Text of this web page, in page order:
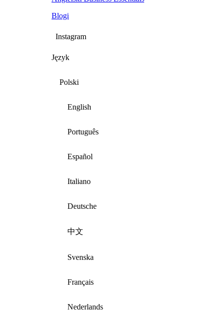
Blogi
Instagram
Język
Polski
English
Português
Español
Italiano
Deutsche
中文
Svenska
Français
Nederlands